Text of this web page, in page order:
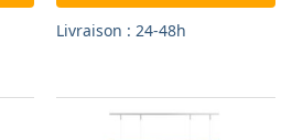
Livraison : 24-48h